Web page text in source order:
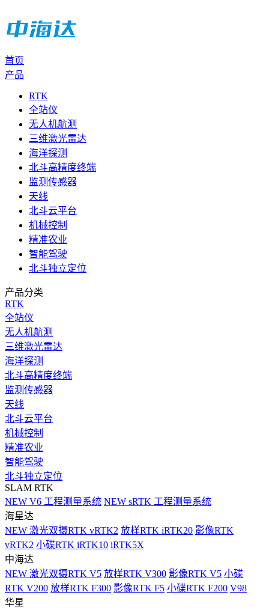
首页
产品
RTK
全站仪
无人机航测
三维激光雷达
海洋探测
北斗高精度终端
监测传感器
天线
北斗云平台
机械控制
精准农业
智能驾驶
北斗独立定位
产品分类
RTK
全站仪
无人机航测
三维激光雷达
海洋探测
北斗高精度终端
监测传感器
天线
北斗云平台
机械控制
精准农业
智能驾驶
北斗独立定位
SLAM RTK
NEW V6 工程测量系统 NEW sRTK 工程测量系统
海星达
NEW 激光双摄RTK vRTK2 放样RTK iRTK20 影像RTK
vRTK2 小碟RTK iRTK10 iRTK5X
中海达
NEW 激光双摄RTK V5 放样RTK V300 影像RTK V5 小碟
RTK V200 放样RTK F300 影像RTK F5 小碟RTK F200 V98
华星